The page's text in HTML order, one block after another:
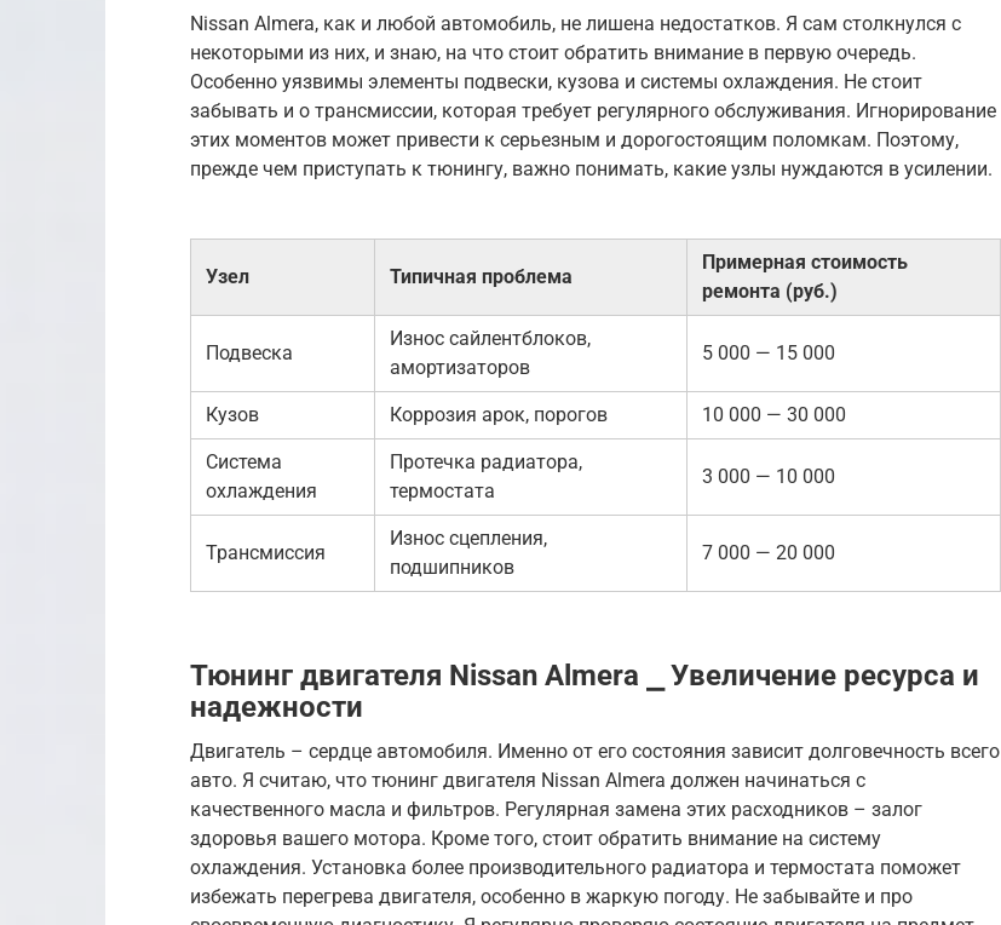
Nissan Almera, как и любой автомобиль, не лишена недостатков. Я сам столкнулся с
некоторыми из них, и знаю, на что стоит обратить внимание в первую очередь.
Особенно уязвимы элементы подвески, кузова и системы охлаждения. Не стоит
забывать и о трансмиссии, которая требует регулярного обслуживания. Игнорирование
этих моментов может привести к серьезным и дорогостоящим поломкам. Поэтому,
прежде чем приступать к тюнингу, важно понимать, какие узлы нуждаются в усилении.
Узел Типичная проблема
Примерная стоимость
ремонта (руб.)
Подвеска
Износ сайлентблоков,
амортизаторов
5 000 — 15 000
Кузов Коррозия арок, порогов 10 000 — 30 000
Система
охлаждения
Протечка радиатора,
термостата
3 000 — 10 000
Трансмиссия
Износ сцепления,
подшипников
7 000 — 20 000
Тюнинг двигателя Nissan Almera ⎯ Увеличение ресурса и
надежности
Двигатель – сердце автомобиля. Именно от его состояния зависит долговечность всего
авто. Я считаю, что тюнинг двигателя Nissan Almera должен начинаться с
качественного масла и фильтров. Регулярная замена этих расходников – залог
здоровья вашего мотора. Кроме того, стоит обратить внимание на систему
охлаждения. Установка более производительного радиатора и термостата поможет
избежать перегрева двигателя, особенно в жаркую погоду. Не забывайте и про